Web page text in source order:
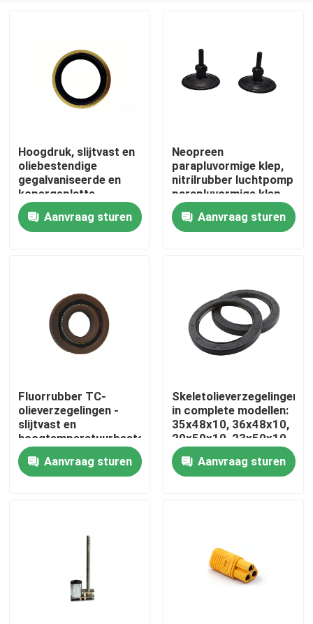
Thuis
Over ons
Fabrieksreis
Kwaliteitscontrole
Contacteer ons
Elektronische onderdelen
Hoogdruk, slijtvast en
oliebestendige
gegalvaniseerde en
kopergeplatte
hydraulische
gewrichtsverbindingswasseren,
koolstofstaal,
Aanvraag sturen
Neopreen
parapluvormige klep,
nitrilrubber luchtpomp
parapluvormige klep,
rubberklep
Eenrichtingscontrole
klep
Aanvraag sturen
Fluorrubber TC-
olieverzegelingen -
slijtvast en
hoogtemperatuurbestendige,
TTO-motorskelet-
olieverzegelingen,
verzegelingsonderdelen
Aanvraag sturen
Skeletolieverzegelingen
in complete modellen:
35x48x10, 36x48x10,
20x50x10, 23x50x10
Aanvraag sturen